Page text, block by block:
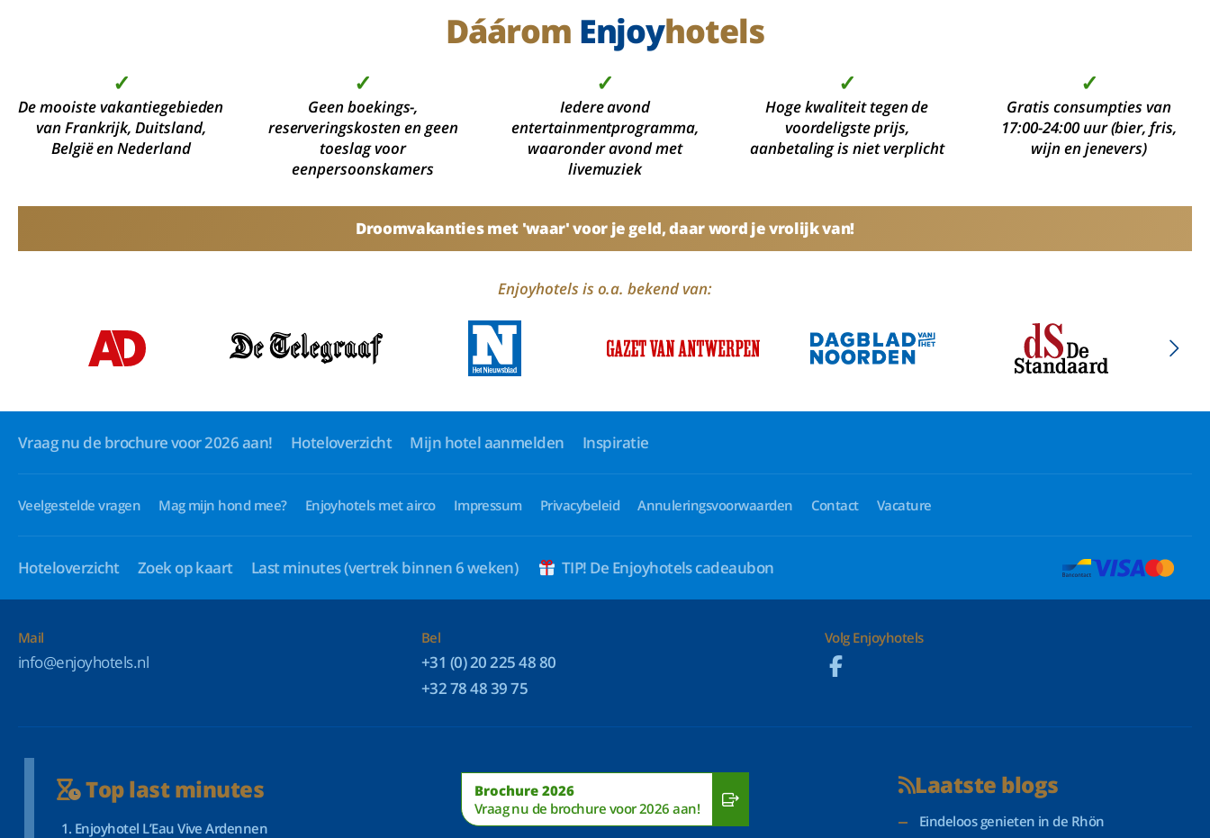
Dáárom Enjoyhotels
✓
De mooiste vakantiegebieden
van Frankrijk, Duitsland,
België en Nederland
✓
Geen boekings-,
reserveringskosten en geen
toeslag voor
eenpersoonskamers
✓
Iedere avond
entertainmentprogramma,
waaronder avond met
livemuziek
✓
Hoge kwaliteit tegen de
voordeligste prijs,
aanbetaling is niet verplicht
✓
Gratis consumpties van
17:00-24:00 uur (bier, fris,
wijn en jenevers)
Droomvakanties met 'waar' voor je geld, daar word je vrolijk van!
Enjoyhotels is o.a. bekend van:
Vraag nu de brochure voor 2026 aan! Hoteloverzicht Mijn hotel aanmelden Inspiratie
Veelgestelde vragen Mag mijn hond mee? Enjoyhotels met airco Impressum Privacybeleid Annuleringsvoorwaarden Contact Vacature
Hoteloverzicht Zoek op kaart Last minutes(vertrek binnen 6 weken) TIP! De Enjoyhotels cadeaubon
Mail
info@enjoyhotels.nl
Bel
+31 (0) 20 225 48 80
+32 78 48 39 75
Volg Enjoyhotels
Top last minutes
Enjoyhotel L’Eau Vive Ardennen
Brochure 2026
Vraag nu de brochure voor 2026 aan!
Laatste blogs
Eindeloos genieten in de Rhön